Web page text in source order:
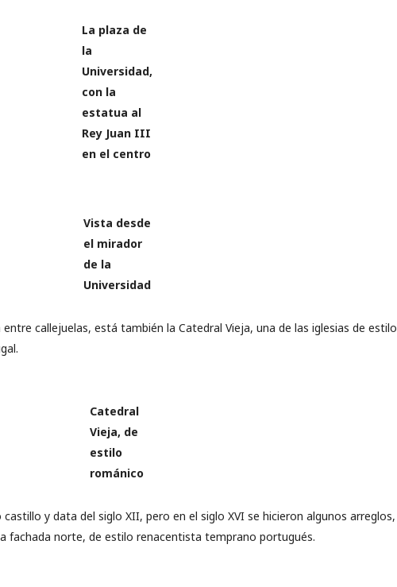
La plaza de
la
Universidad,
con la
estatua al
Rey Juan III
en el centro
Vista desde
el mirador
de la
Universidad
entre callejuelas, está también la Catedral Vieja, una de las iglesias de estilo
Catedral
Vieja, de
estilo
románico
y data del siglo XII, pero en el siglo XVI se hicieron algunos arreglos,
fachada norte, de estilo renacentista temprano portugués.